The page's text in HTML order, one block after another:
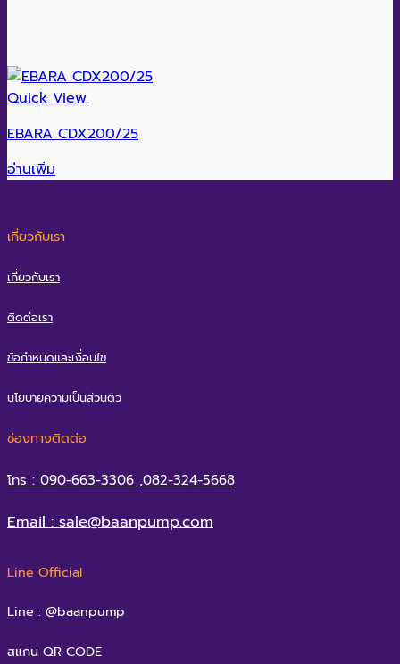
Quick View
EBARA CDX200/25
อ่านเพิ่ม
เกี่ยวกับเรา
เกี่ยวกับเรา
ติดต่อเรา
ข้อกำหนดและเงื่อนไข
นโยบายความเป็นส่วนตัว
ช่องทางติดต่อ
โทร : 090-663-3306 ,082-324-5668
Email : sale@baanpump.com
Line Official
Line : @baanpump
สแกน QR CODE